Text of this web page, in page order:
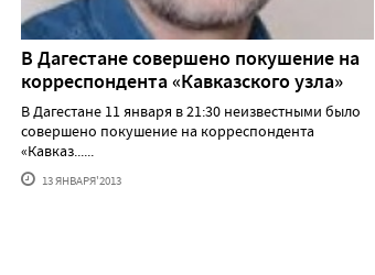
В Дагестане совершено покушение на
корреспондента «Кавказского узла»
В Дагестане 11 января в 21:30 неизвестными было
совершено покушение на корреспондента
«Кавказ......
13 ЯНВАРЯ'2013